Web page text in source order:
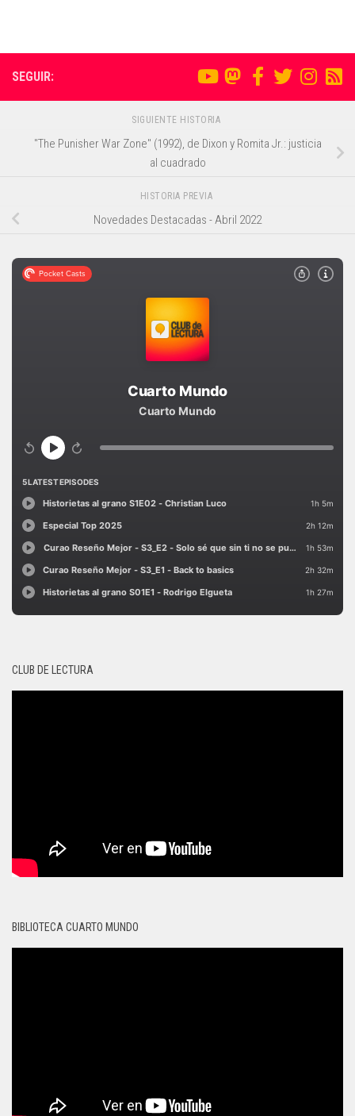
SEGUIR:
SIGUIENTE HISTORIA
"The Punisher War Zone" (1992), de Dixon y Romita Jr.: justicia
al cuadrado
HISTORIA PREVIA
Novedades Destacadas - Abril 2022
CLUB DE LECTURA
BIBLIOTECA CUARTO MUNDO